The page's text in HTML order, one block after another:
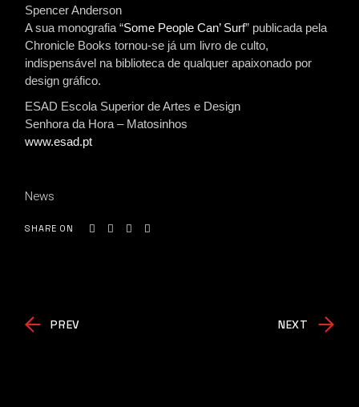
Spencer Anderson
A sua monografia “Some People Can’ Surf” publicada pela
Chronicle Books tornou-se já um livro de culto,
indispensável na biblioteca de qualquer apaixonado por
design gráfico.
ESAD Escola Superior de Artes e Design
Senhora da Hora – Matosinhos
www.esad.pt
News
SHARE ON
PREV NEXT